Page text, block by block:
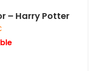
– Harry Potter